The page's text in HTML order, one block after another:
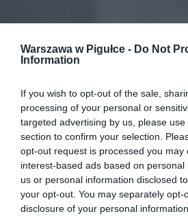
Warszawa w Pigułce - Do Not
Information
If you wish to opt-out of the sale,
processing of your personal or
targeted advertising by us, please
section to confirm your selection.
opt-out request is processed you may
interest-based ads based on
us or personal information disclosed
your opt-out. You may separately opt-
disclosure of your personal